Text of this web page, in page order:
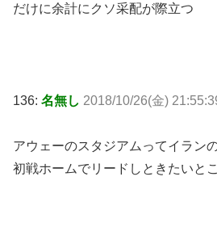
だけに余計にクソ采配が際立つ
136: 名無し 2018/10/26(金)
アウェーのスタジアムってイラン
初戦ホームでリードしときたいと